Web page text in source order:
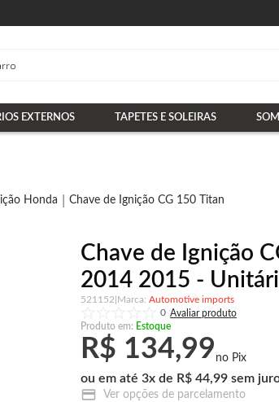
EXTERNOS TAPETES E SOLEIRAS
Honda Chave de Ignição CG 150 Titan
Chave de Ignição
2014 2015 -
521152
Automotive imports
0
Produto em: Estoque
R$ 134,99
3x R$ 44,99
Ver opções de parcelamento